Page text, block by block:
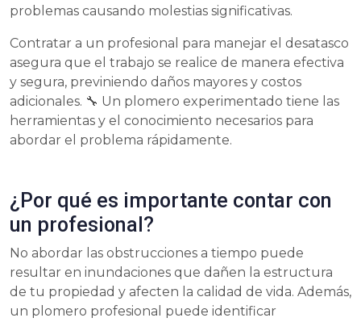
problemas causando molestias significativas.
Contratar a un profesional para manejar el desatasco
asegura que el trabajo se realice de manera efectiva
y segura, previniendo daños mayores y costos
adicionales. 🔧 Un plomero experimentado tiene las
herramientas y el conocimiento necesarios para
abordar el problema rápidamente.
¿Por qué es importante contar con
un profesional?
No abordar las obstrucciones a tiempo puede
resultar en inundaciones que dañen la estructura
de tu propiedad y afecten la calidad de vida. Además,
un plomero profesional puede identificar